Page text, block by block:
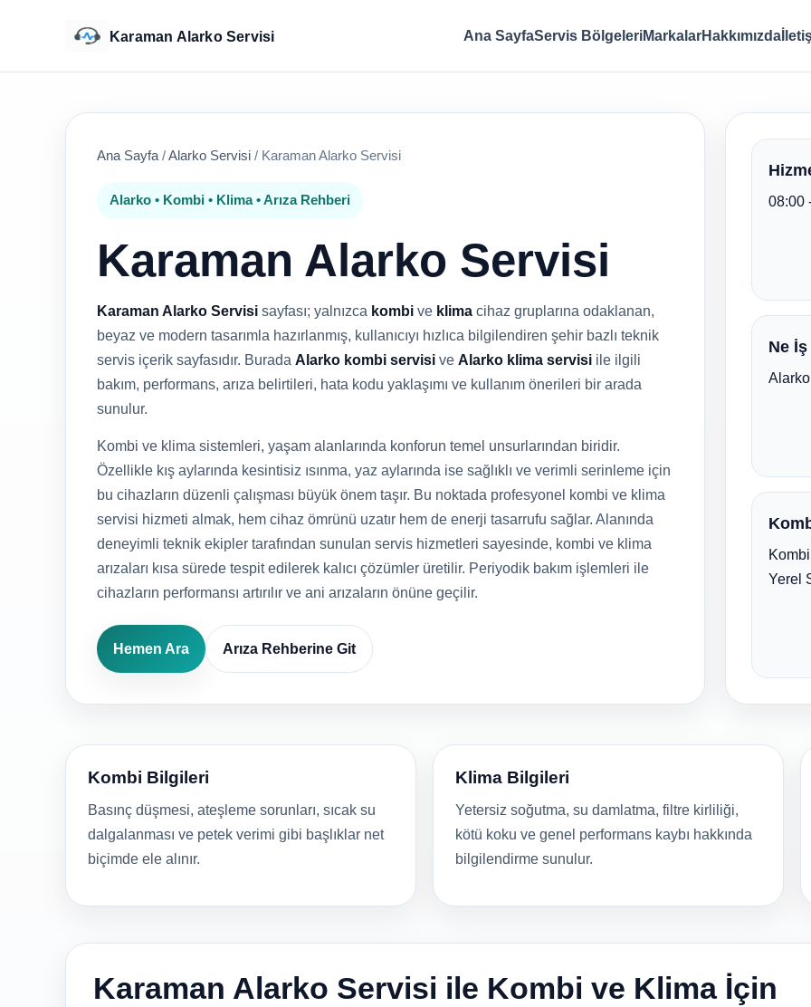
Karaman Alarko Servisi Ana SayfaServis BölgeleriMarkalarHakkımızda
Ana Sayfa /Alarko Servisi / Karaman Alarko Servisi
Alarko • Kombi • Klima • Arıza Rehberi
Karaman Alarko Servisi
Karaman Alarko Servisi sayfası; yalnızca kombi ve klima cihaz gruplarına odaklanan,
beyaz ve modern tasarımla hazırlanmış, kullanıcıyı hızlıca bilgilendiren şehir bazlı teknik
servis içerik sayfasıdır. Burada Alarko kombi servisi ve Alarko klima servisi ile ilgili
bakım, performans, arıza belirtileri, hata kodu yaklaşımı ve kullanım önerileri bir arada
sunulur.
Kombi ve klima sistemleri, yaşam alanlarında konforun temel unsurlarından biridir.
Özellikle kış aylarında kesintisiz ısınma, yaz aylarında ise sağlıklı ve verimli serinleme için
bu cihazların düzenli çalışması büyük önem taşır. Bu noktada profesyonel kombi ve klima
servisi hizmeti almak, hem cihaz ömrünü uzatır hem de enerji tasarrufu sağlar. Alanında
deneyimli teknik ekipler tarafından sunulan servis hizmetleri sayesinde, kombi ve klima
arızaları kısa sürede tespit edilerek kalıcı çözümler üretilir. Periyodik bakım işlemleri ile
cihazların performansı artırılır ve ani arızaların önüne geçilir.
Hemen Ara Arıza Rehberine Git
08:00
Ne İş
Yerel
Kombi Bilgileri
Basınç düşmesi, ateşleme sorunları, sıcak su
dalgalanması ve petek verimi gibi başlıklar net
biçimde ele alınır.
Klima Bilgileri
Yetersiz soğutma, su damlatma, filtre kirliliği,
kötü koku ve genel performans kaybı hakkında
bilgilendirme sunulur.
Karaman Alarko Servisi ile Kombi ve Klima İçin